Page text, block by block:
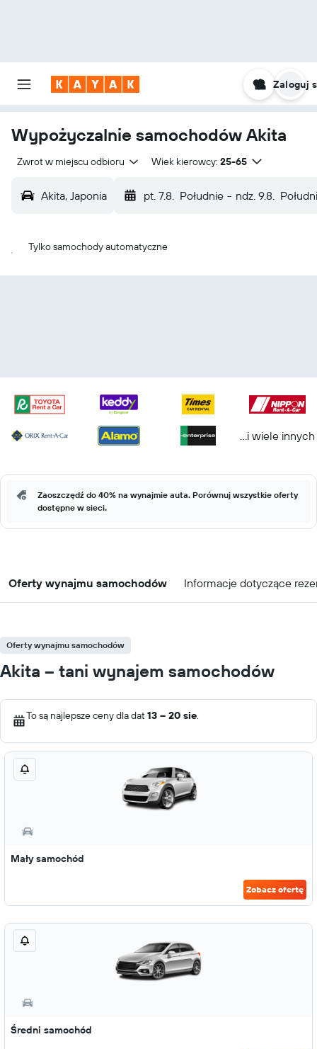
Zaloguj
Wypożyczalnie samochodów Akita
Zwrot w miejscu odbioru Wiek kierowcy: 25-65
Akita, Japonia pt. 7.8. Południe - ndz. 9.8.
Tylko samochody automatyczne
...i wiele innych
Zaoszczędź do 40% na wynajmie auta. Porównuj wszystkie oferty
dostępne w sieci.
Oferty wynajmu samochodów Informacje dotyczące
Oferty wynajmu samochodów
Akita – tani wynajem samochodów
To są najlepsze ceny dla dat13 – 20 sie.
Mały samochód
Zobacz ofertę
Średni samochód